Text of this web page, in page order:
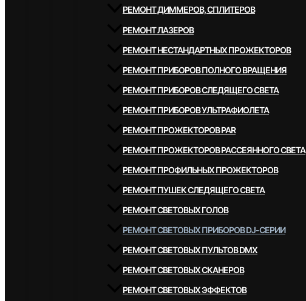
РЕМОНТ ДИММЕРОВ, СПЛИТЕРОВ
РЕМОНТ ЛАЗЕРОВ
РЕМОНТ НЕСТАНДАРТНЫХ ПРОЖЕКТОРОВ
РЕМОНТ ПРИБОРОВ ПОЛНОГО ВРАЩЕНИЯ
РЕМОНТ ПРИБОРОВ СЛЕДЯЩЕГО СВЕТА
РЕМОНТ ПРИБОРОВ УЛЬТРАФИОЛЕТА
РЕМОНТ ПРОЖЕКТОРОВ PAR
РЕМОНТ ПРОЖЕКТОРОВ РАССЕЯННОГО СВЕТА
РЕМОНТ ПРОФИЛЬНЫХ ПРОЖЕКТОРОВ
РЕМОНТ ПУШЕК СЛЕДЯЩЕГО СВЕТА
РЕМОНТ СВЕТОВЫХ ГОЛОВ
РЕМОНТ СВЕТОВЫХ ПРИБОРОВ DJ-СЕРИИ
РЕМОНТ СВЕТОВЫХ ПУЛЬТОВ DMX
РЕМОНТ СВЕТОВЫХ СКАНЕРОВ
РЕМОНТ СВЕТОВЫХ ЭФФЕКТОВ